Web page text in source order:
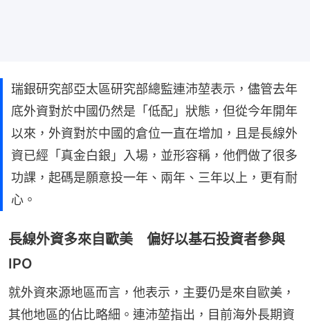
瑞銀研究部亞太區研究部總監連沛堃表示，儘管去年
底外資對於中國仍然是「低配」狀態，但從今年開年
以來，外資對於中國的倉位一直在增加，且是長線外
資已經「真金白銀」入場，並形容稱，他們做了很多
功課，起碼是願意投一年、兩年、三年以上，更有耐
心。
長線外資多來自歐美 偏好以基石投資者參與
IPO
就外資來源地區而言，他表示，主要仍是來自歐美，
其他地區的佔比略細。連沛堃指出，目前海外長期資